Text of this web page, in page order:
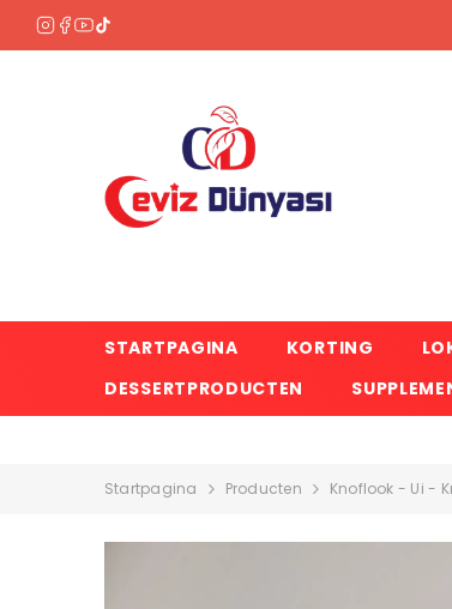
STARTPAGINA KORTING
DESSERTPRODUCTEN
Startpagina Producten Knoflook - Ui -